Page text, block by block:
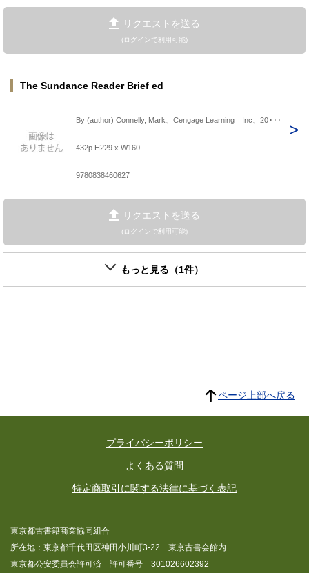
リクエストを送る
(ログインで利用可能)
The Sundance Reader Brief ed
By (author) Connelly, Mark、Cengage Learning Inc、20･･･
432p H229 x W160
9780838460627
リクエストを送る
(ログインで利用可能)
もっと見る（1件）
ページ上部へ戻る
プライバシーポリシー
よくある質問
特定商取引に関する法律に基づく表記
東京都古書籍商業協同組合
所在地：東京都千代田区神田小川町3-22 東京古書会館内
東京都公安委員会許可済 許可番号 301026602392